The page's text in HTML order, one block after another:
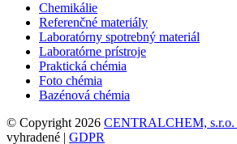
Chemikálie
Referenčné materiály
Laboratórny spotrebný materiál
Laboratórne prístroje
Praktická chémia
Foto chémia
Bazénová chémia
© Copyright 2026 CENTRALCHEM, s.r.o.
vyhradené | GDPR